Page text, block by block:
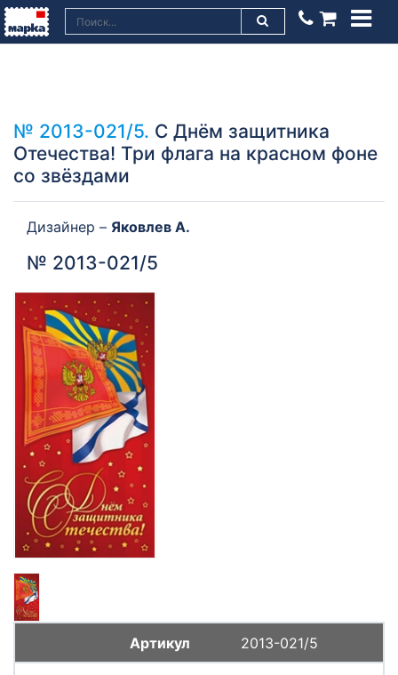
№ 2013-021/5. С Днём защитника
Отечества! Три флага на красном фоне
со звёздами
Дизайнер – Яковлев А.
№ 2013-021/5
2013-021/5